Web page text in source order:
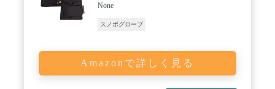
力をもたらして、もっと便利と安全です。 / 🎿【手
の甲にポケット設計】小さいポケットにミニカイ
ロ、チッケト、などの小物が入られます、すごく便
も適用、雪遊び､ハイキング､スノボ、スキー、バイ
クなどのウィンタースポーツはもちろん、冬日常の
お出かけ､通学なども防寒手袋としてもオススメで
None
スノボグローブ
Amazonで詳しく見る